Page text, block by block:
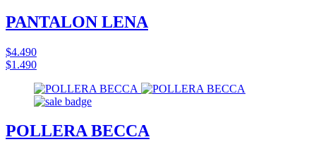
PANTALON LENA
$4.490
$1.490
POLLERA BECCA